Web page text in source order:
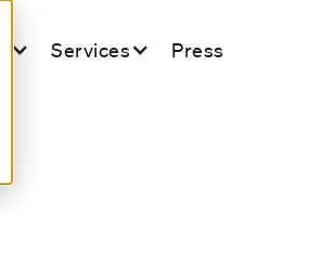
Services Press